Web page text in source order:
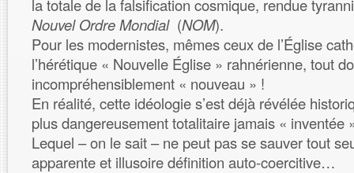
la totale de la falsification cosmique, rendue
Nouvel Ordre Mondial (NOM).
Pour les modernistes, mêmes ceux de l’Église
l’hérétique « Nouvelle Église » rahnérienne, tout
incompréhensiblement « nouveau » !
En réalité, cette idéologie s’est déjà révélée
plus dangereusement totalitaire jamais « inventée
Lequel – on le sait – ne peut pas se sauver tout
apparente et illusoire définition auto-coercitive…